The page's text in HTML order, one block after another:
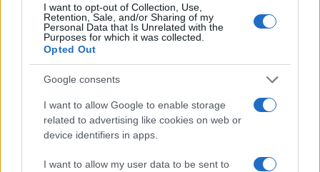
I want to opt-out of Collection, Use,
Retention, Sale, and/or Sharing of my
Personal Data that Is Unrelated with the
Purposes for which it was collected.
Opted Out
Google consents
I want to allow Google to enable storage
related to advertising like cookies on web or
device identifiers in apps.
I want to allow my user data to be sent to
Σχόλια
Τραγωδία με 4χρονο αγόρι
στην Πάρο: Τα τρία σημεία
που εστιάζουν οι
αστυνομικοί για τον πνιγμό
στην πισίνα
άνεμοι, με ριπές που
φτάνουν τα 80 χλμ/
για κίνδυνο